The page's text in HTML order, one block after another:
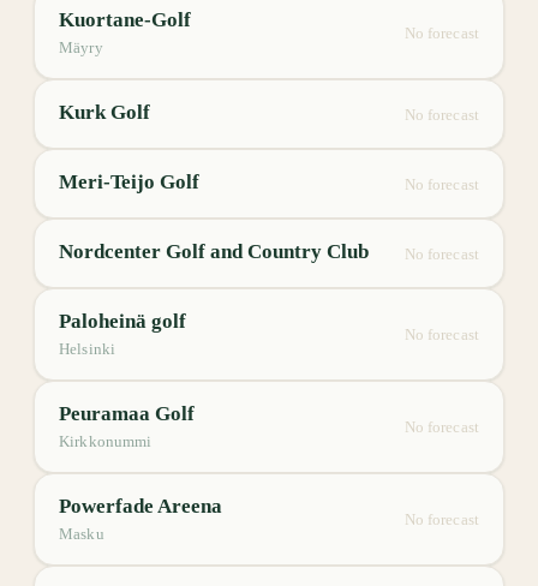
Kuortane-Golf
Mäyry
No forecast
Kurk Golf No forecast
Meri-Teijo Golf No forecast
Nordcenter Golf and Country Club No forecast
Paloheinä golf
Helsinki
No forecast
Peuramaa Golf
Kirkkonummi
No forecast
Powerfade Areena
Masku
No forecast